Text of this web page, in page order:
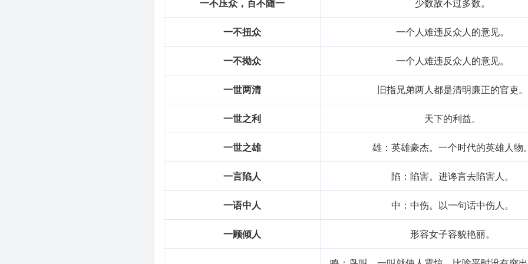
一不压众，百不随一 少数敌不过多数。
一不扭众 一个人难违反众人的意见。
一不拗众 一个人难违反众人的意见。
一世两清 旧指兄弟两人都是清明廉正的官吏。
一世之利 天下的利益。
一世之雄 雄：英雄豪杰。一个时代的英雄人物。
一言陷人 陷：陷害。进谗言去陷害人。
一语中人 中：中伤。以一句话中伤人。
一顾倾人 形容女子容貌艳丽。